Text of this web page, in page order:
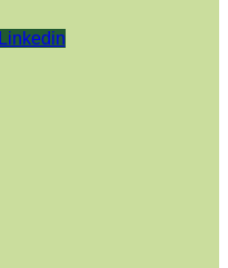
Linkedin